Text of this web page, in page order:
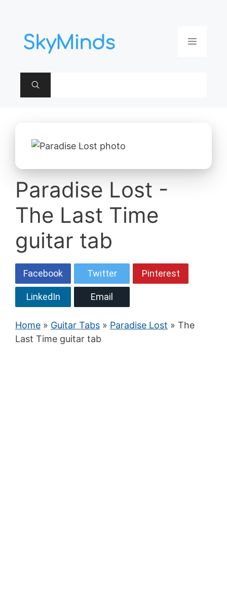
contenu
Menu
Paradise Lost -
The Last Time
guitar tab
Facebook Twitter Pinterest
LinkedIn Email
Home » Guitar Tabs » Paradise Lost » The
Last Time guitar tab